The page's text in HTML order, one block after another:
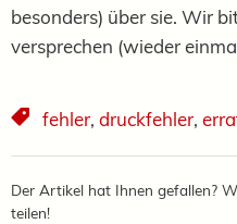
besonders) über sie. Wir
versprechen (wieder
fehler, druckfehler,
Der Artikel hat Ihnen gefallen?
teilen!